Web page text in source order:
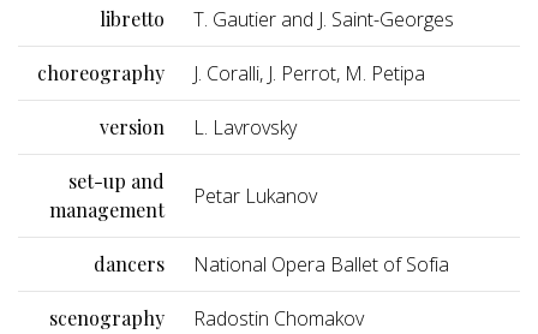
libretto Т. Gautier and J. Saint-Georges
choreography J. Coralli, J. Perrot, М. Petipa
version L. Lavrovsky
set-up and
management
Petar Lukanov
dancers National Opera Ballet of Sofia
scenography Radostin Chomakov